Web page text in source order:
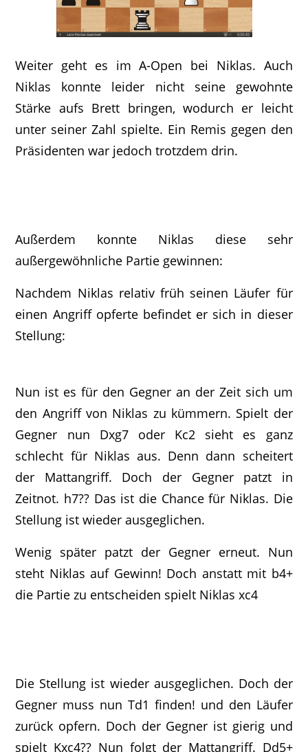
Weiter geht es im A-Open bei Niklas. Auch
Niklas konnte leider nicht seine gewohnte
Stärke aufs Brett bringen, wodurch er leicht
unter seiner Zahl spielte. Ein Remis gegen den
Präsidenten war jedoch trotzdem drin.
Außerdem konnte Niklas diese sehr
außergewöhnliche Partie gewinnen:
Nachdem Niklas relativ früh seinen Läufer für
einen Angriff opferte befindet er sich in dieser
Stellung:
Nun ist es für den Gegner an der Zeit sich um
den Angriff von Niklas zu kümmern. Spielt der
Gegner nun Dxg7 oder Kc2 sieht es ganz
schlecht für Niklas aus. Denn dann scheitert
der Mattangriff. Doch der Gegner patzt in
Zeitnot. h7?? Das ist die Chance für Niklas. Die
Stellung ist wieder ausgeglichen.
Wenig später patzt der Gegner erneut. Nun
steht Niklas auf Gewinn! Doch anstatt mit b4+
die Partie zu entscheiden spielt Niklas xc4
Die Stellung ist wieder ausgeglichen. Doch der
Gegner muss nun Td1 finden! und den Läufer
zurück opfern. Doch der Gegner ist gierig und
spielt Kxc4?? Nun folgt der Mattangriff. Dd5+